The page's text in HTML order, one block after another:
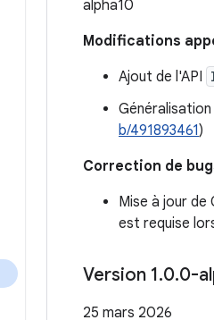
alpha10
Modifications
Ajout de l'API
b/491893461)
Correction de
Mise à jour de
est requise
Version 1.0.0-
25 mars 2026